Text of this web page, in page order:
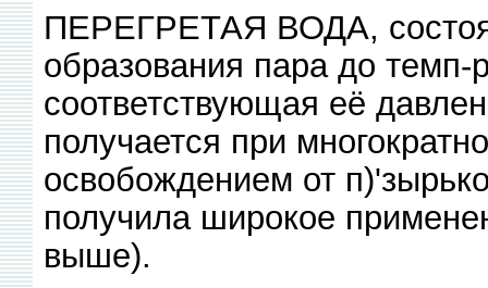
ПЕРЕГРЕТАЯ ВОДА,
образования пара до
соответствующая её
получается при
освобождением от
получила широкое
выше).